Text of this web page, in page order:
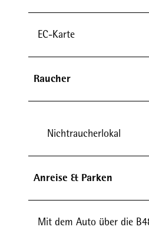
EC-Karte
Raucher
Nichtraucherlokal
Anreise & Parken
Mit dem Auto über die